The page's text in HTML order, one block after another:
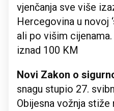
vjenčanja sve više
Hercegovina u novoj
ali po višim
iznad 100 KM
Novi Zakon o
snagu stupio 27.
Obijesna vožnja stiže